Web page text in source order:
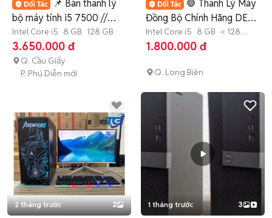
📌 Bán thanh lý
bộ máy tính i5 7500 //
Core i5 i7 🎁
Intel Core i5 8 GB 128 GB
3.650.000 đ
Q. Cầu Giấy
P. Phú Diễn mới
🛑 Thanh Lý Máy
Đồng Bộ Chính Hãng DELL
i3 i5 i7 💯
Intel Core i5 8 GB < 128
GB SSD
1.800.000 đ
Q. Long Biên
2 tháng trước 2 1 tháng trước 3